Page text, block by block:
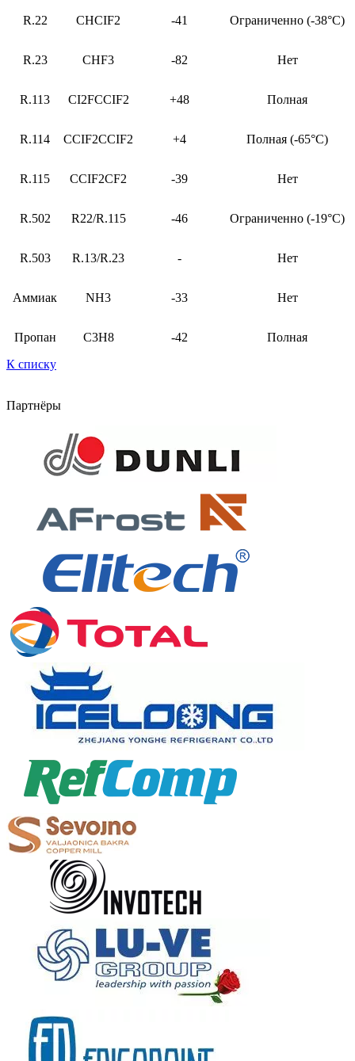
R.22 CHCIF2 -41 Ограниченно (-38°C)
R.23 CHF3 -82 Нет
R.113 CI2FCCIF2 +48 Полная
R.114 CCIF2CCIF2 +4 Полная (-65°C)
R.115 CCIF2CF2 -39 Нет
R.502 R22/R.115 -46 Ограниченно (-19°C)
R.503 R.13/R.23 - Нет
Аммиак NH3 -33 Нет
Пропан C3H8 -42
Полная
К списку
Партнёры